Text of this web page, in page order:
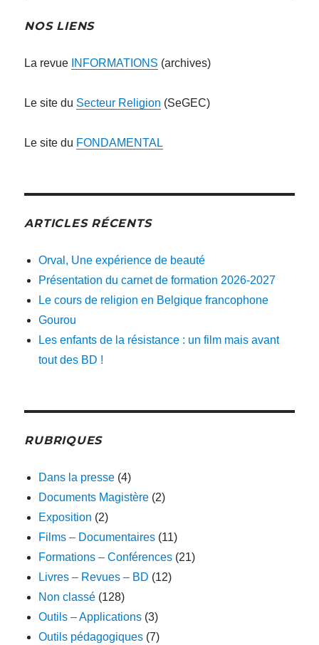
NOS LIENS
La revue INFORMATIONS (archives)
Le site du Secteur Religion (SeGEC)
Le site du FONDAMENTAL
ARTICLES RÉCENTS
Orval, Une expérience de beauté
Présentation du carnet de formation 2026-2027
Le cours de religion en Belgique francophone
Gourou
Les enfants de la résistance : un film mais avant
tout des BD !
RUBRIQUES
Dans la presse (4)
Documents Magistère (2)
Exposition (2)
Films – Documentaires (11)
Formations – Conférences (21)
Livres – Revues – BD (12)
Non classé (128)
Outils – Applications (3)
Outils pédagogiques (7)